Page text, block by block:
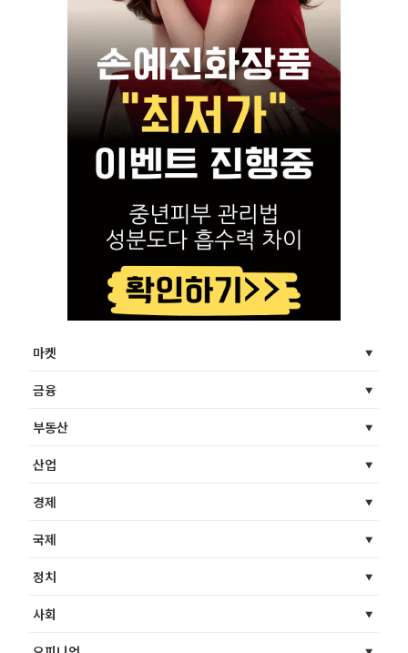
마켓
금융
부동산
산업
경제
국제
정치
사회